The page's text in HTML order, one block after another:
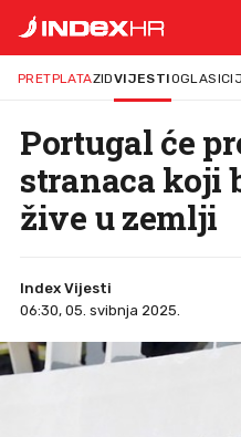
PRETPLATAZIDVIJESTIOGLASI
Portugal će
stranaca koji
žive u zemlji
Index Vijesti
06:30, 05. svibnja 2025.